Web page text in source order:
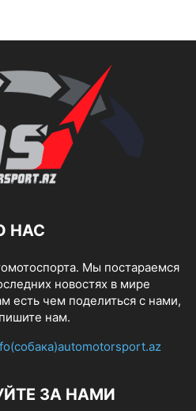
НАС
Мы постараемся
новостях в мире
есть чем поделиться с нами,
нам.
ЗА НАМИ